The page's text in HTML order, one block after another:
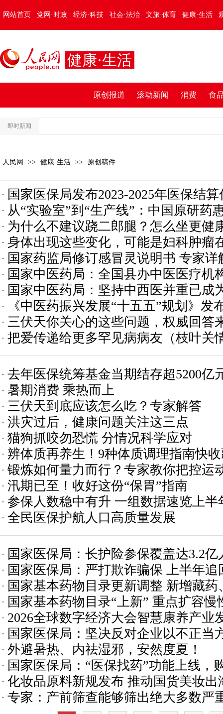
网站首页 党网·时政 经济·科技 社会·法治 文旅·体育 健康·生活
健康·生活
原创报道 滚动新闻 消费 食
即时新闻
人民网 >> 健康·生活 >> 原创稿件
国家医保局发布2023-2025年医保结
病费用结构分析
从“实验室”到“生产线”：中国原研药
为什么不建议跷二郎腿？怎么坐更健
身体出现这些变化，可能是妇科肿瘤
国家药监局修订感冒灵说明书 专家
国家中医药局：全国县办中医医疗机
国家中医药局：坚持中西医并重已成
点
《中医药振兴发展“十五五”规划》发
三伏天你关心的这些问题，权威回答
把爱传递给更多罕见病病友（枝叶关
去年医保统筹基金当期结存超5200亿
暑期消费 乘热而上
三伏天到底应该怎么吃？专家解答
洪灾过后，健康问题关注这三点
猫狗抓咬勿恐慌 分情况科学应对
辨体质再养生！9种体质调理指南快
锻炼如何量力而行？专家教你把控运
汛期已至！收好这份“保胃”指南
参保人数稳中有升 一组数据速览上半
全民医保护航人口高质量发展
国家医保局：长护险参保覆盖达3.2亿
国家医保局：严打欺诈骗保 上半年追
元
国家基本药物目录更新调整 新增藏
族医药
国家基本药物目录“上新” 重点扩容
2026全球数字经济大会智慧康养产业
国家医保局：坚决反对企业以不正当
工作
外避暑热、内祛湿邪，安然度夏！
国家医保局：“医保找药”功能上线，
化妆品原料新规发布 推动国货美妆出
专家：产前筛查能够筛出绝大多数严